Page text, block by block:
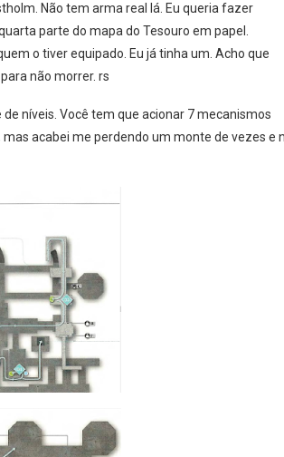
Não tem arma real lá. Eu queria fazer
parte do mapa do Tesouro em papel.
o tiver equipado. Eu já tinha um. Acho que
não morrer. rs
níveis. Você tem que acionar 7 mecanismos
acabei me perdendo um monte de vezes e